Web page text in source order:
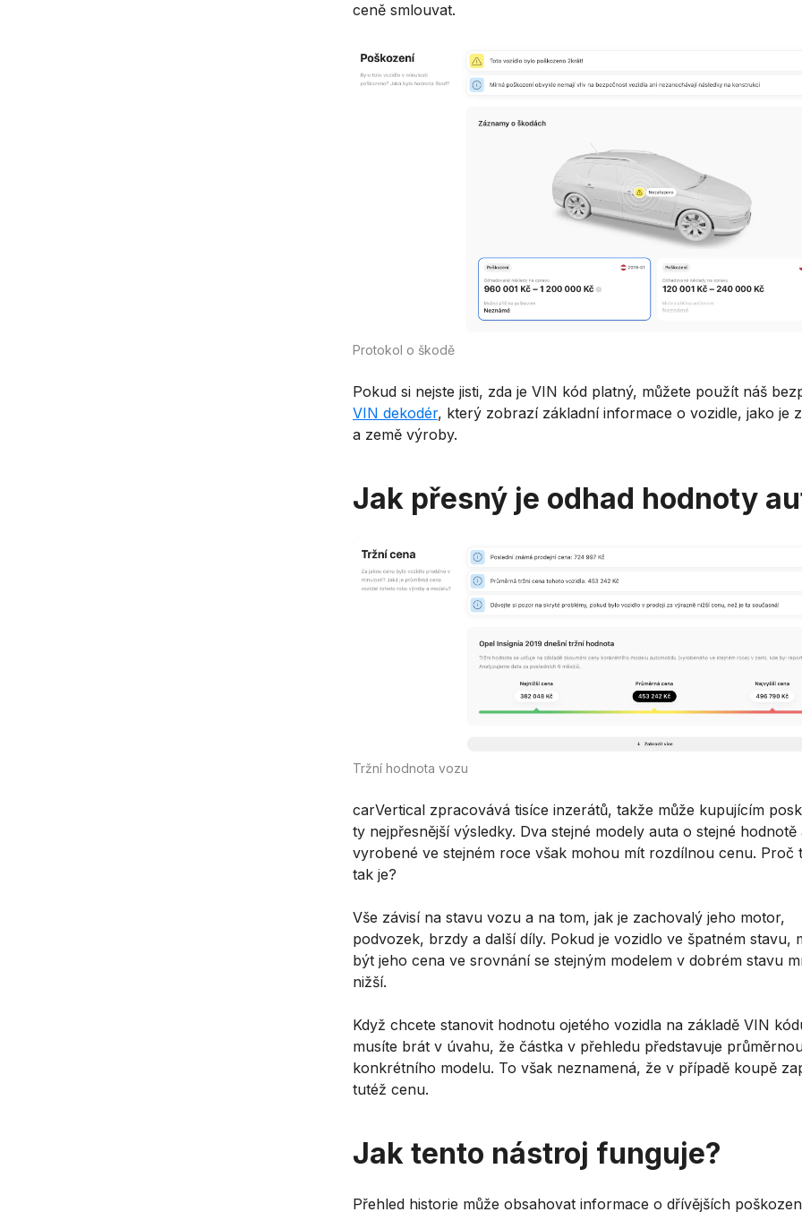
ceně smlouvat.
Protokol o škodě
Pokud si nejste jisti, zda je VIN kód platný, můžete použít náš
VIN dekodér, který zobrazí základní informace o vozidle, jako je
a země výroby.
Jak přesný je odhad hodnoty
Tržní hodnota vozu
carVertical zpracovává tisíce inzerátů, takže může kupujícím
ty nejpřesnější výsledky. Dva stejné modely auta o stejné hodnotě
vyrobené ve stejném roce však mohou mít rozdílnou cenu. Proč
tak je?
Vše závisí na stavu vozu a na tom, jak je zachovalý jeho motor,
podvozek, brzdy a další díly. Pokud je vozidlo ve špatném stavu,
být jeho cena ve srovnání se stejným modelem v dobrém stavu
nižší.
Když chcete stanovit hodnotu ojetého vozidla na základě VIN
musíte brát v úvahu, že částka v přehledu představuje
konkrétního modelu. To však neznamená, že v případě koupě
tutéž cenu.
Jak tento nástroj funguje?
Přehled historie může obsahovat informace o dřívějších